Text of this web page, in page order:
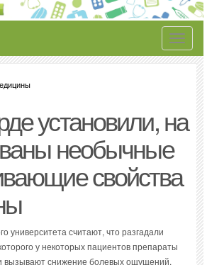
Toggle
установили, на
необычные
свойства
университета считают, что разгадали
у некоторых пациентов препараты
вызывают снижение болевых ощущений.